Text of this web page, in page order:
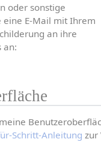
oder sonstige
eine E-Mail mit Ihrem
an ihre
an:
Schritt-Anleitung zur